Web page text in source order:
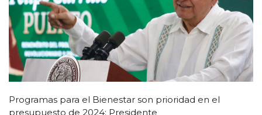
Programas para el Bienestar son prioridad en el
presupuesto de 2024: Presidente